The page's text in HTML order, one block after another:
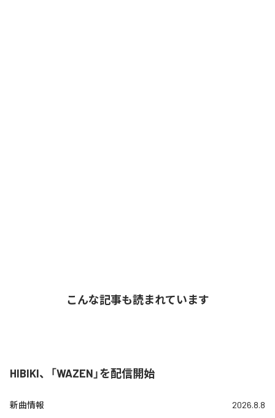
こんな記事も読まれています
HIBIKI、「WAZEN」を配信開始
新曲情報 2026.8.8